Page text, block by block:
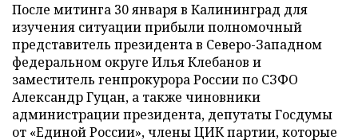
После митинга 30 января в Калининград для
изучения ситуации прибыли полномочный
представитель президента в Северо-Западном
федеральном округе Илья Клебанов и
заместитель генпрокурора России по СЗФО
Александр Гуцан, а также чиновники
администрации президента, депутаты Госдумы
от «Единой России», члены ЦИК партии, которые